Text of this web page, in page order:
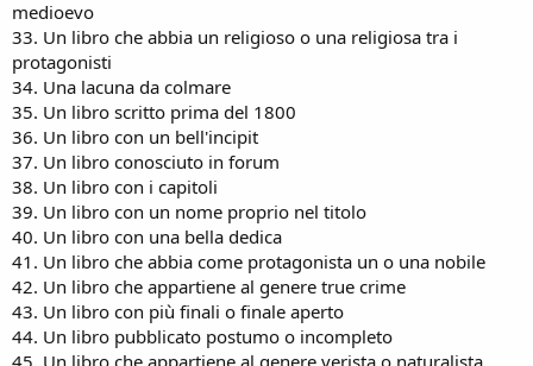
medioevo
33. Un libro che abbia un religioso o una religiosa tra i
protagonisti
34. Una lacuna da colmare
35. Un libro scritto prima del 1800
36. Un libro con un bell'incipit
37. Un libro conosciuto in forum
38. Un libro con i capitoli
39. Un libro con un nome proprio nel titolo
40. Un libro con una bella dedica
41. Un libro che abbia come protagonista un o una nobile
42. Un libro che appartiene al genere true crime
43. Un libro con più finali o finale aperto
44. Un libro pubblicato postumo o incompleto
45. Un libro che appartiene al genere verista o naturalista